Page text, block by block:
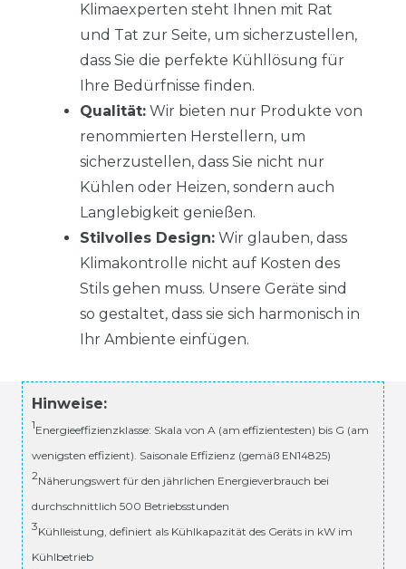
Klimaexperten steht Ihnen mit Rat
und Tat zur Seite, um sicherzustellen,
dass Sie die perfekte Kühllösung für
Ihre Bedürfnisse finden.
Qualität: Wir bieten nur Produkte von
renommierten Herstellern, um
sicherzustellen, dass Sie nicht nur
Kühlen oder Heizen, sondern auch
Langlebigkeit genießen.
Stilvolles Design: Wir glauben, dass
Klimakontrolle nicht auf Kosten des
Stils gehen muss. Unsere Geräte sind
so gestaltet, dass sie sich harmonisch in
Ihr Ambiente einfügen.
Hinweise:
1Energieeffizienzklasse: Skala von A (am effizientesten) bis G (am
wenigsten effizient). Saisonale Effizienz (gemäß EN14825)
2Näherungswert für den jährlichen Energieverbrauch bei
durchschnittlich 500 Betriebsstunden
3Kühlleistung, definiert als Kühlkapazität des Geräts in kW im
Kühlbetrieb